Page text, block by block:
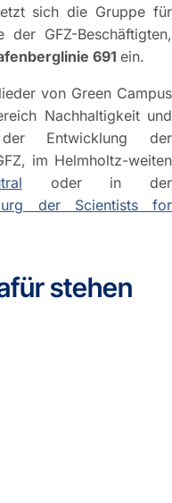
sich die Gruppe für
GFZ-Beschäftigten,
691 ein.
von Green Campus
Nachhaltigkeit und
Entwicklung der
im Helmholtz-weiten
oder in der
der Scientists for
stehen